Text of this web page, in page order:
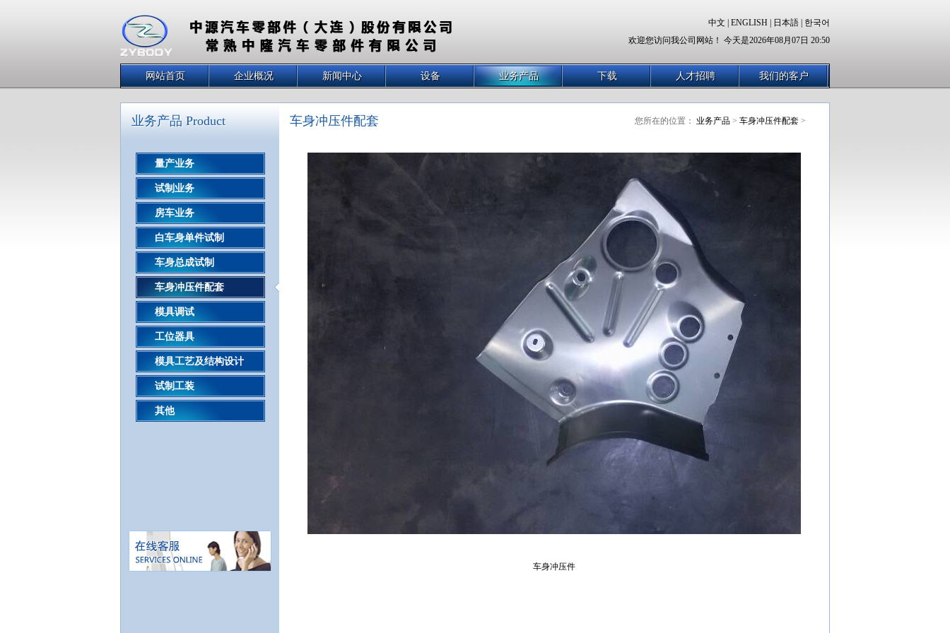
中文 ENGLISH 日本語
한국어
欢迎您访问我公司网站！ 今天是2026年08月07日 20:50
网站首页 企业概况 新闻中心 设备 业务产品 下载 人才招聘 我们的客户
业务产品 Product
量产业务
试制业务
房车业务
白车身单件试制
车身总成试制
车身冲压件配套
模具调试
工位器具
模具工艺及结构设计
试制工装
其他
您所在的位置： 业务产品 > 车身冲压件配套 >
车身冲压件配套
车身冲压件